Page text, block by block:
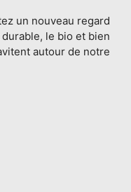
un nouveau regard
le bio et bien
autour de notre